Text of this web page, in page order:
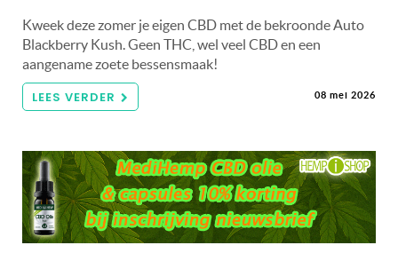
Kweek deze zomer je eigen CBD met de bekroonde Auto
Blackberry Kush. Geen THC, wel veel CBD en een
aangename zoete bessensmaak!
LEES VERDER 08 mei 2026